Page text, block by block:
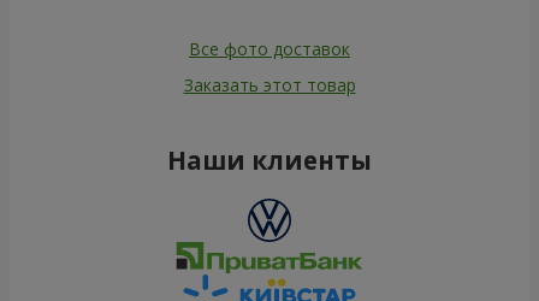
Все фото доставок
Заказать этот товар
Наши клиенты